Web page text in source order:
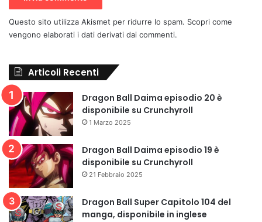
Questo sito utilizza Akismet per ridurre lo spam. Scopri come
vengono elaborati i dati derivati dai commenti.
Articoli Recenti
Dragon Ball Daima episodio 20 è
disponibile su Crunchyroll
1 Marzo 2025
Dragon Ball Daima episodio 19 è
disponibile su Crunchyroll
21 Febbraio 2025
Dragon Ball Super Capitolo 104 del
manga, disponibile in inglese